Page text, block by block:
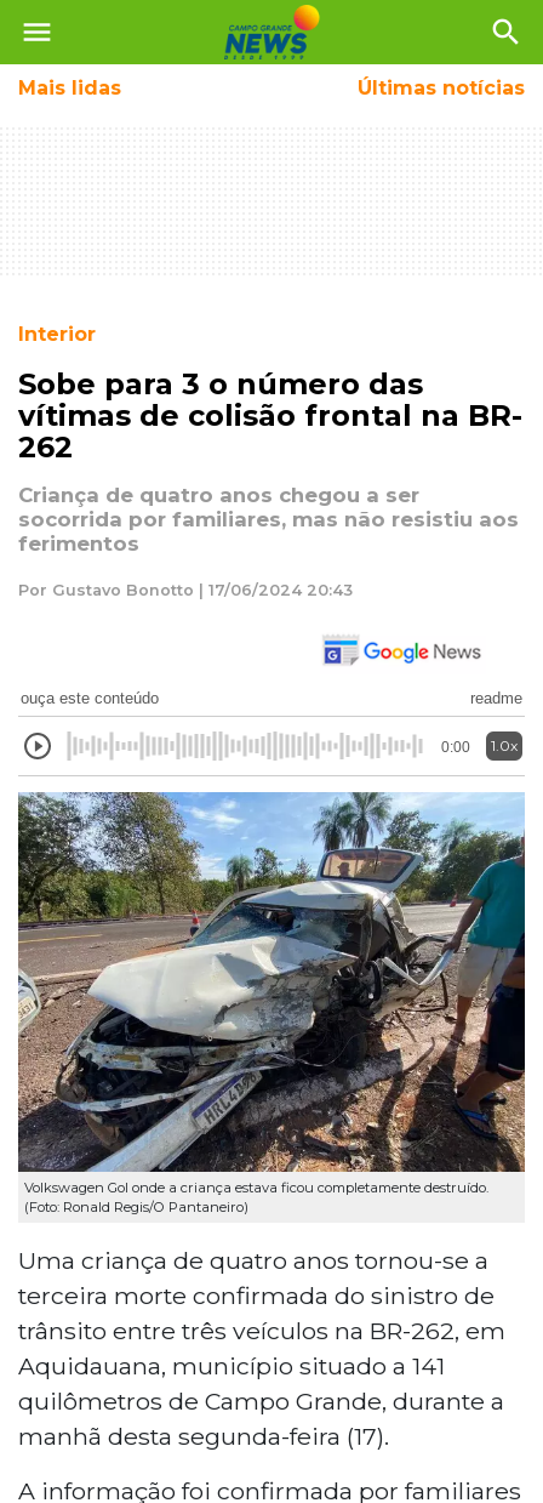
menu search
Mais lidas Últimas notícias
Interior
Sobe para 3 o número das
vítimas de colisão frontal na BR-
262
Criança de quatro anos chegou a ser
socorrida por familiares, mas não resistiu aos
ferimentos
Por Gustavo Bonotto | 17/06/2024 20:43
ouça este conteúdo readme
0:00 1.0x
Volkswagen Gol onde a criança estava ficou completamente destruído.
(Foto: Ronald Regis/O Pantaneiro)
Uma criança de quatro anos tornou-se a
terceira morte confirmada do sinistro de
trânsito entre três veículos na BR-262, em
Aquidauana, município situado a 141
quilômetros de Campo Grande, durante a
manhã desta segunda-feira (17).
A informação foi confirmada por familiares